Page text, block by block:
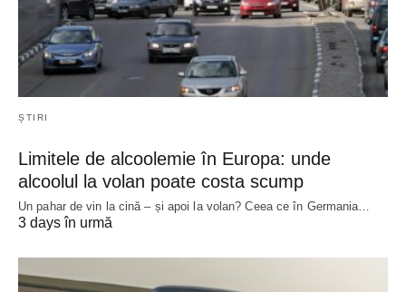
ȘTIRI
Limitele de alcoolemie în Europa: unde
alcoolul la volan poate costa scump
Un pahar de vin la cină – și apoi la volan? Ceea ce în Germania…
3 days în urmă